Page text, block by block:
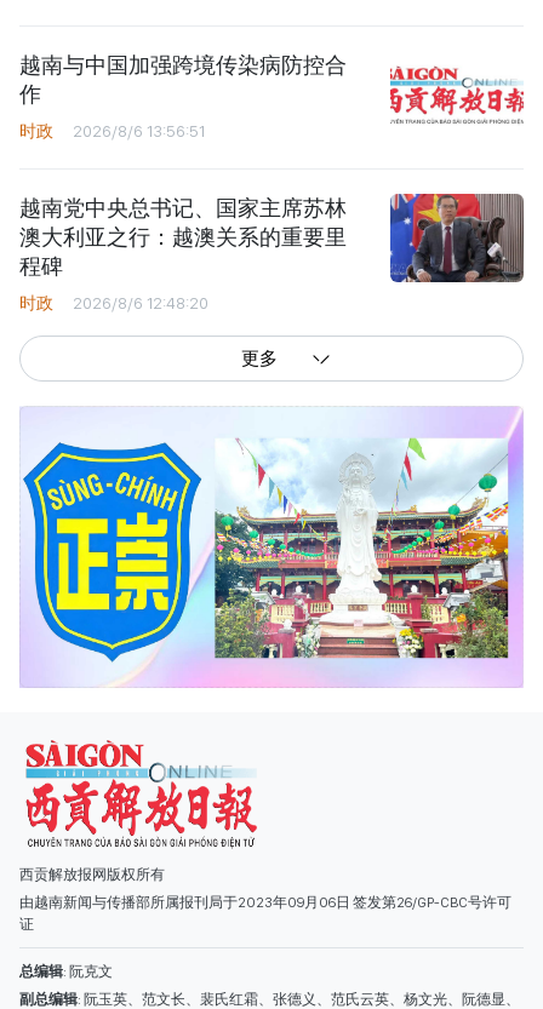
越南与中国加强跨境传染病防控合
作
时政 2026/8/6 13:56:51
越南党中央总书记、国家主席苏林
澳大利亚之行：越澳关系的重要里
程碑
时政 2026/8/6 12:48:20
更多
西贡解放报网版权所有
由越南新闻与传播部所属报刊局于2023年09月06日 签发第26/GP-CBC号许可
副总编辑: 阮玉英、范文长、裴氏红霜、张德义、范氏云英、杨文光、阮德显、
阮克强、陈嘉宝
主编: 阮玉英
社址: 胡志明市棋盘坊阮氏明开街432-434号
总台: (028) 39294091 - 转 060
热线: 096.558.1888
编辑部: (028) 39294092 - 转 060
电子信箱
广告部